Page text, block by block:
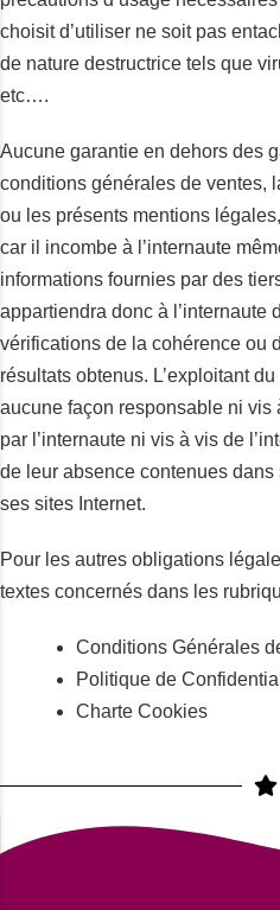
choisit d’utiliser ne soit pas
de nature destructrice tels que
etc….
Aucune garantie en dehors des
conditions générales de ventes,
ou les présents mentions
car il incombe à l’internaute
informations fournies par des
appartiendra donc à l’internaute
vérifications de la cohérence ou
résultats obtenus. L’exploitant du
aucune façon responsable ni vis
par l’internaute ni vis à vis de
de leur absence contenues
ses sites Internet.
Pour les autres obligations
textes concernés dans les
Conditions Générales
Politique de
Charte Cookies